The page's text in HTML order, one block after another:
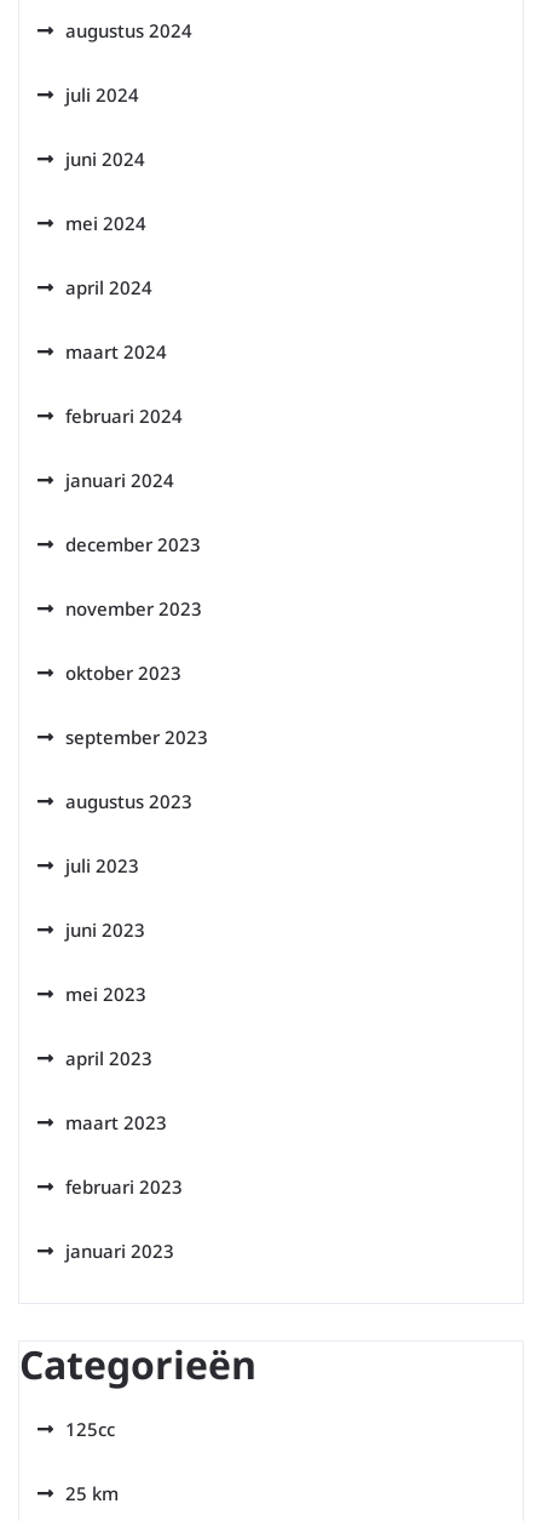
augustus 2024
juli 2024
juni 2024
mei 2024
april 2024
maart 2024
februari 2024
januari 2024
december 2023
november 2023
oktober 2023
september 2023
augustus 2023
juli 2023
juni 2023
mei 2023
april 2023
maart 2023
februari 2023
januari 2023
Categorieën
125cc
25 km